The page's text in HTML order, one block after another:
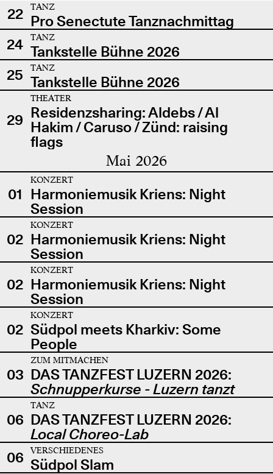
22
TANZ
Pro Senectute Tanznachmittag
24
TANZ
Tankstelle Bühne 2026
25
TANZ
Tankstelle Bühne 2026
29
THEATER
Residenzsharing: Aldebs / Al
Hakim / Caruso / Zünd: raising
flags
Mai 2026
01
KONZERT
Harmoniemusik Kriens: Night
Session
02
KONZERT
Harmoniemusik Kriens: Night
Session
02
KONZERT
Harmoniemusik Kriens: Night
Session
02
KONZERT
Südpol meets Kharkiv: Some
People
03
ZUM MITMACHEN
DAS TANZFEST LUZERN 2026:
Schnupperkurse - Luzern tanzt
06
TANZ
DAS TANZFEST LUZERN 2026:
Local Choreo-Lab
06
VERSCHIEDENES
Südpol Slam